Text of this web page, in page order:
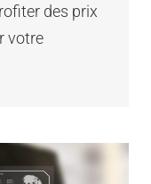
des prix
votre